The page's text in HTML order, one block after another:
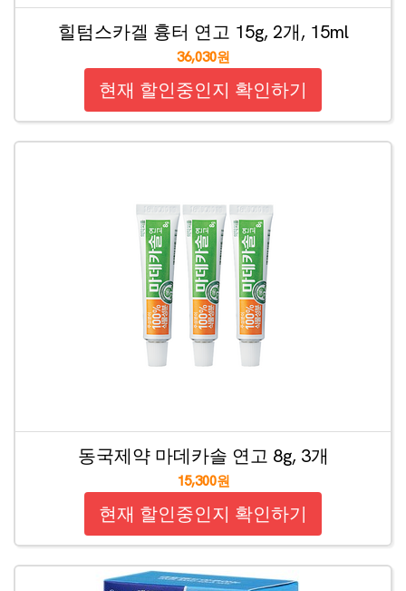
힐텀스카겔 흉터 연고 15g, 2개, 15ml
36,030원
현재 할인중인지 확인하기
동국제약 마데카솔 연고 8g, 3개
15,300원
현재 할인중인지 확인하기